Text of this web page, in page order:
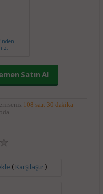
Satın Al
108 saat 30 dakika
( Karşılaştır)